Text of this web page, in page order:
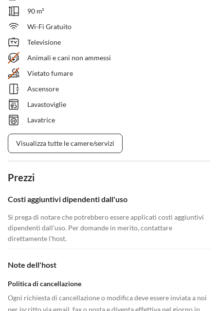
90 m²
Wi-Fi Gratuito
Televisione
Animali e cani non ammessi
Vietato fumare
Ascensore
Lavastoviglie
Lavatrice
Visualizza tutte le camere/servizi
Prezzi
Costi aggiuntivi dipendenti dall'uso
Si prega di notare che potrebbero essere applicati costi aggiuntivi
dipendenti dall'uso. Per domande in merito, contattare
direttamente l'host.
Note dell'host
Politica di cancellazione
Ogni richiesta di cancellazione o modifica deve essere inviata a noi
per iscritto via email, fax o posta e diventa effettiva nel giorno in